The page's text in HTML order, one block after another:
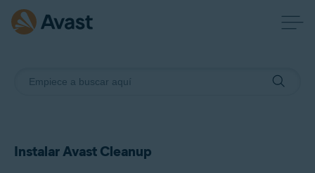
Instalar Avast Cleanup